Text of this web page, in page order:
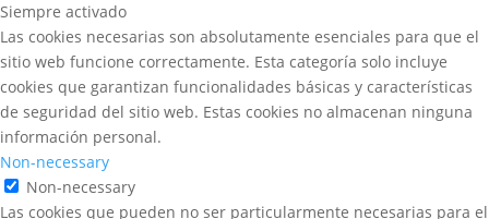
Siempre activado
Las cookies necesarias son absolutamente esenciales para que el
sitio web funcione correctamente. Esta categoría solo incluye
cookies que garantizan funcionalidades básicas y características
de seguridad del sitio web. Estas cookies no almacenan ninguna
información personal.
Non-necessary
Non-necessary
Las cookies que pueden no ser particularmente necesarias para el